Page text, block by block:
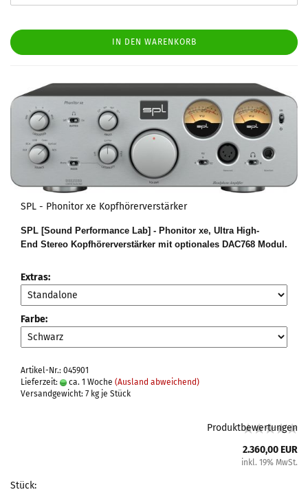
IN DEN WARENKORB
SPL - Phonitor xe Kopfhörerverstärker
SPL [Sound Performance Lab] - Phonitor xe, Ultra High-
End Stereo Kopfhörerverstärker mit optionales DAC768 Modul.
Extras:
Farbe:
Artikel-Nr.: 045901
Lieferzeit:
ca. 1 Woche (Ausland abweichend)
Versandgewicht: 7 kg je Stück
Produktbewertungen
2.360,00 EUR
inkl. 19% MwSt.
Stück: